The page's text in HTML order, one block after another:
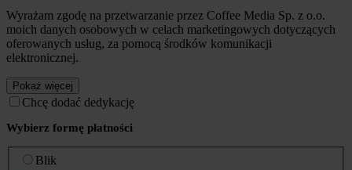
Wyrażam zgodę na przetwarzanie przez Coffee Media Sp. z o.o.
moich danych osobowych w celach marketingowych dotyczących
oferowanych usług, za pomocą środków komunikacji
elektronicznej.
Pokaż więcej
Chcę dodać dedykację
Wybierz formę płatności
Blik